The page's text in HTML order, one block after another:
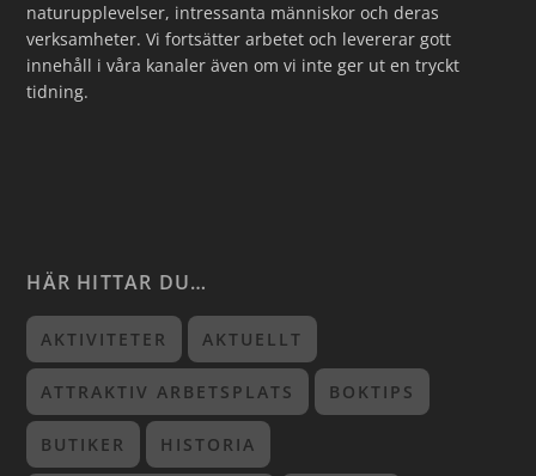
naturupplevelser, intressanta människor och deras
verksamheter. Vi fortsätter arbetet och levererar gott
innehåll i våra kanaler även om vi inte ger ut en tryckt
tidning.
HÄR HITTAR DU…
AKTIVITETER AKTUELLT
ATTRAKTIV ARBETSPLATS BOKTIPS
BUTIKER HISTORIA